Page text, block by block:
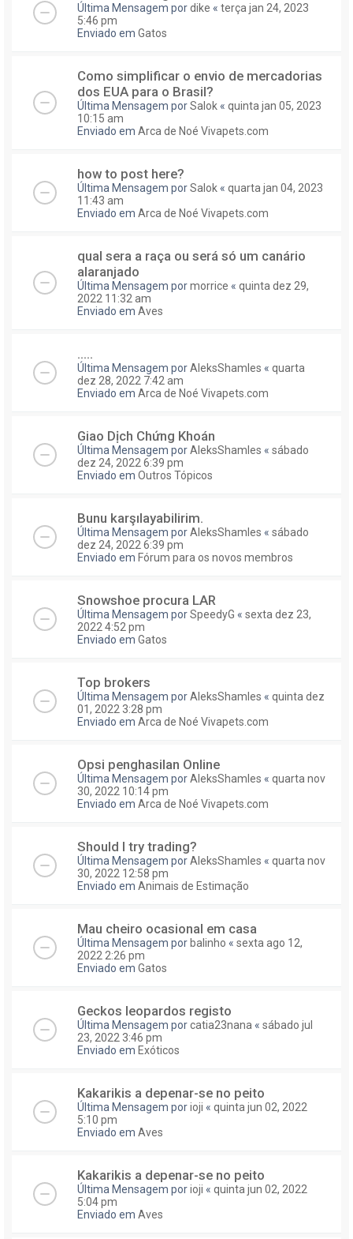
Última Mensagem pordike « terça jan 24, 2023
5:46 pm
Enviado em Gatos
Como simplificar o envio de mercadorias
dos EUA para o Brasil?
Última Mensagem porSalok « quinta jan 05, 2023
10:15 am
Enviado em Arca de Noé Vivapets.com
how to post here?
Última Mensagem porSalok « quarta jan 04, 2023
11:43 am
Enviado em Arca de Noé Vivapets.com
qual sera a raça ou será só um canário
alaranjado
Última Mensagem pormorrice « quinta dez 29,
2022 11:32 am
Enviado em Aves
.....
Última Mensagem porAleksShamles « quarta
dez 28, 2022 7:42 am
Enviado em Arca de Noé Vivapets.com
Giao Dịch Chứng Khoán
Última Mensagem porAleksShamles « sábado
dez 24, 2022 6:39 pm
Enviado em Outros Tópicos
Bunu karşılayabilirim.
Última Mensagem porAleksShamles « sábado
dez 24, 2022 6:39 pm
Enviado em Fórum para os novos membros
Snowshoe procura LAR
Última Mensagem porSpeedyG « sexta dez 23,
2022 4:52 pm
Enviado em Gatos
Top brokers
Última Mensagem porAleksShamles « quinta dez
01, 2022 3:28 pm
Enviado em Arca de Noé Vivapets.com
Opsi penghasilan Online
Última Mensagem porAleksShamles « quarta nov
30, 2022 10:14 pm
Enviado em Arca de Noé Vivapets.com
Should I try trading?
Última Mensagem porAleksShamles « quarta nov
30, 2022 12:58 pm
Enviado em Animais de Estimação
Mau cheiro ocasional em casa
Última Mensagem por balinho « sexta ago 12,
2022 2:26 pm
Enviado em Gatos
Geckos leopardos registo
Última Mensagem porcatia23nana « sábado jul
23, 2022 3:46 pm
Enviado em Exóticos
Kakarikis a depenar-se no peito
Última Mensagem porioji « quinta jun 02, 2022
5:10 pm
Enviado em Aves
Kakarikis a depenar-se no peito
Última Mensagem porioji « quinta jun 02, 2022
5:04 pm
Enviado em Aves